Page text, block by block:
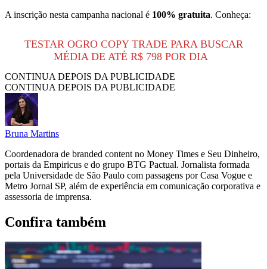
A inscrição nesta campanha nacional é 100% gratuita. Conheça:
TESTAR OGRO COPY TRADE PARA BUSCAR
MÉDIA DE ATÉ R$ 798 POR DIA
CONTINUA DEPOIS DA PUBLICIDADE
CONTINUA DEPOIS DA PUBLICIDADE
Bruna Martins
Coordenadora de branded content no Money Times e Seu Dinheiro,
portais da Empiricus e do grupo BTG Pactual. Jornalista formada
pela Universidade de São Paulo com passagens por Casa Vogue e
Metro Jornal SP, além de experiência em comunicação corporativa e
assessoria de imprensa.
Confira também